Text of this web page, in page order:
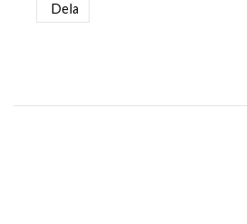
Dela